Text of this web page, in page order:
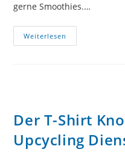
gerne Smoothies.…
Weiterlesen
Für
Oder
Upcycling
Dienstag
#56
Der T-Shirt
Upcycling